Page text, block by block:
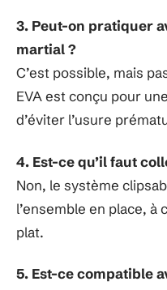
3. Peut-on pratiquer
martial ?
C’est possible, mais
EVA est conçu pour
d’éviter l’usure
4. Est-ce qu’il faut
Non, le système
l’ensemble en place,
plat.
5. Est-ce compatible